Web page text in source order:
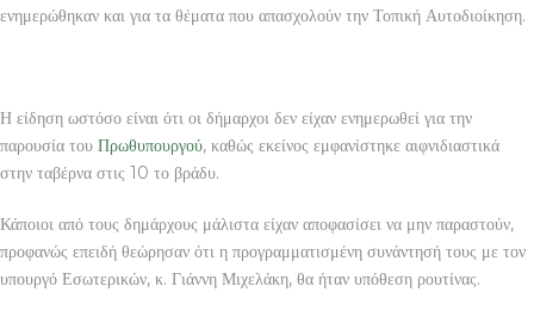
ενημερώθηκαν και για τα θέματα που απασχολούν την Τοπική Αυτοδιοίκηση.
Η είδηση ωστόσο είναι ότι οι δήμαρχοι δεν είχαν ενημερωθεί για την
παρουσία του Πρωθυπουργού, καθώς εκείνος εμφανίστηκε αιφνιδιαστικά
στην ταβέρνα στις 10 το βράδυ.
Κάποιοι από τους δημάρχους μάλιστα είχαν αποφασίσει να μην παραστούν,
προφανώς επειδή θεώρησαν ότι η προγραμματισμένη συνάντησή τους με τον
υπουργό Εσωτερικών, κ. Γιάννη Μιχελάκη, θα ήταν υπόθεση ρουτίνας.